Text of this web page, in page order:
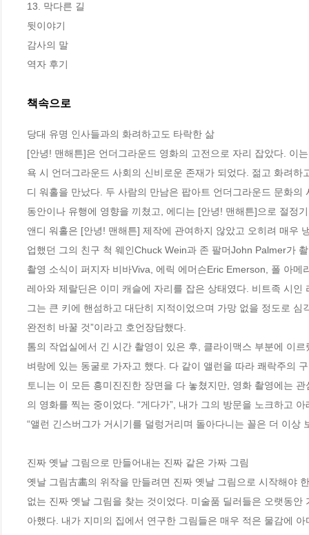
13. 막다른 길
뒷이야기
감사의 말
역자 후기
책속으로
당대 유명 인사들과의 화려하고도 타락한 삶
[안녕! 맨해튼]은 언더그라운드 영화의 고전으로 자리 잡았다. 이
욕 시 언더그라운드 사회의 신비로운 존재가 되었다. 젊고 화려
디 워홀을 만났다. 두 사람의 만남은 팝아트 언더그라운드 문화
동안이나 유행에 영향을 끼쳤고, 에디는 [안녕! 맨해튼]으로 절정
앤디 워홀은 [안녕! 맨해튼] 제작에 관여하지 않았고 오히려 매우
업했던 그의 친구 척 웨인Chuck Wein과 존 팔머John Palmer가
촬영 소식이 퍼지자 비바Viva, 에릭 에머슨Eric Emerson, 폴 아
레아와 제랄딘은 이미 캐슬에 자리를 잡은 상태였다. 비트족 시
그는 큰 키에 핸섬하고 대단히 지적이었으며 가망 없을 정도로
완전히 바꿀 것”이라고 호언장담했다.
톰의 작업실에서 긴 시간 촬영이 있은 후, 클라이맥스 부분에 이
벼랑에 있는 동굴로 가자고 했다. 다 같이 앨런을 따라 쾌락주의
토니는 이 모든 흥미진진한 장면을 다 놓쳤지만, 영화 촬영에는
의 영화를 찍는 중이었다. “게다가”, 내가 그의 방문을 노크하고
“앨런 긴스버그가 거시기를 덜렁거리며 돌아다니는 꼴은 더 이상
진짜 옛날 그림으로 만들어내는 진짜 같은 가짜 그림
옛날 그림古畵의 위작을 만들려면 진짜 옛날 그림으로 시작해야
없는 진짜 옛날 그림을 찾는 것이었다. 미술품 딜러들은 오랫동
아했다. 내가 지미의 집에서 연구한 그림들은 매우 적은 물감에